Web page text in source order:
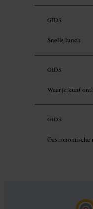
GIDS
Snelle lunch
GIDS
Waar je kunt
GIDS
Gastronomische